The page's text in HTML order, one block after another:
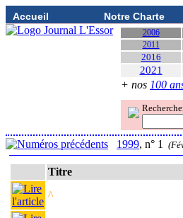
Accueil Notre Charte
2006
2011
2016
2021
+ nos 100
1999, n° 1
Titre
^